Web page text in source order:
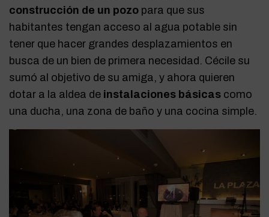
construcción de un pozo para que sus
habitantes tengan acceso al agua potable sin
tener que hacer grandes desplazamientos en
busca de un bien de primera necesidad. Cécile su
sumó al objetivo de su amiga, y ahora quieren
dotar a la aldea de instalaciones básicas como
una ducha, una zona de baño y una cocina simple.